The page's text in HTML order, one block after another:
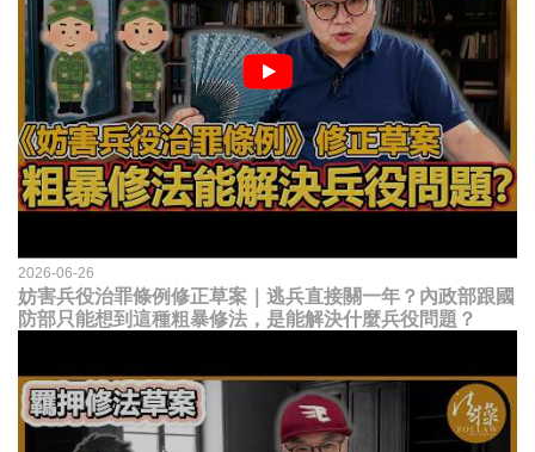
2026-06-26
妨害兵役治罪條例修正草案｜逃兵直接關一年？內政部跟國
防部只能想到這種粗暴修法，是能解決什麼兵役問題？